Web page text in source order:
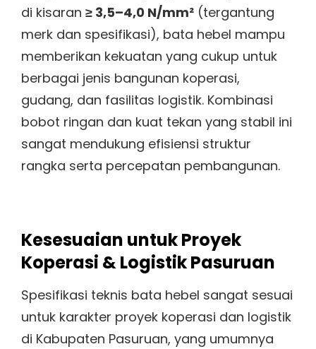
di kisaran ≥ 3,5–4,0 N/mm² (tergantung
merk dan spesifikasi), bata hebel mampu
memberikan kekuatan yang cukup untuk
berbagai jenis bangunan koperasi,
gudang, dan fasilitas logistik. Kombinasi
bobot ringan dan kuat tekan yang stabil ini
sangat mendukung efisiensi struktur
rangka serta percepatan pembangunan.
Kesesuaian untuk Proyek
Koperasi & Logistik Pasuruan
Spesifikasi teknis bata hebel sangat sesuai
untuk karakter proyek koperasi dan logistik
di Kabupaten Pasuruan, yang umumnya